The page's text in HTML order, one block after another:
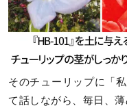
そのチューリップに「
て話しながら、毎日、